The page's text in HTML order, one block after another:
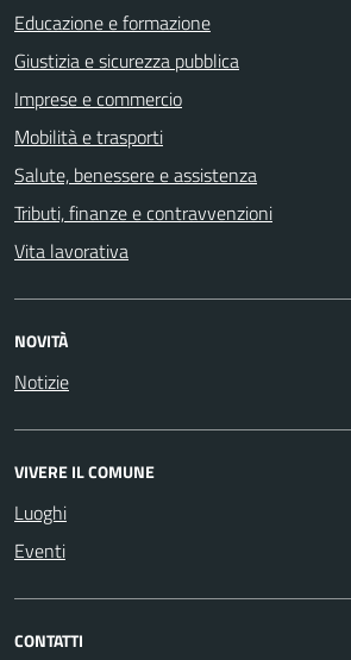
Educazione e formazione
Giustizia e sicurezza pubblica
Imprese e commercio
Mobilità e trasporti
Salute, benessere e assistenza
Tributi, finanze e contravvenzioni
Vita lavorativa
NOVITÀ
Notizie
VIVERE IL COMUNE
Luoghi
Eventi
CONTATTI